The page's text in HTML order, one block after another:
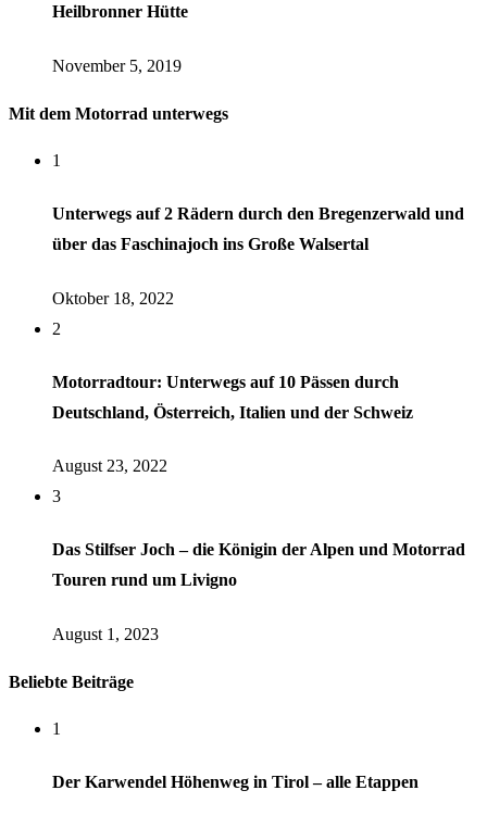
Heilbronner Hütte
November 5, 2019
Mit dem Motorrad unterwegs
1
Unterwegs auf 2 Rädern durch den Bregenzerwald und
über das Faschinajoch ins Große Walsertal
Oktober 18, 2022
2
Motorradtour: Unterwegs auf 10 Pässen durch
Deutschland, Österreich, Italien und der Schweiz
August 23, 2022
3
Das Stilfser Joch – die Königin der Alpen und Motorrad
Touren rund um Livigno
August 1, 2023
Beliebte Beiträge
1
Der Karwendel Höhenweg in Tirol – alle Etappen